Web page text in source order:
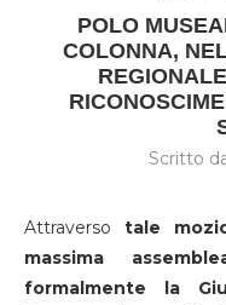
POLO
COLONNA,
Scritto
Attraversotale
massima
formalmente la